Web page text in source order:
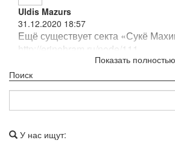
Uldis Mazurs
31.12.2020 18:57
Ещё существует секта «Сукё
http://erinohram.ru/node/111
Поиск
У нас ищут: